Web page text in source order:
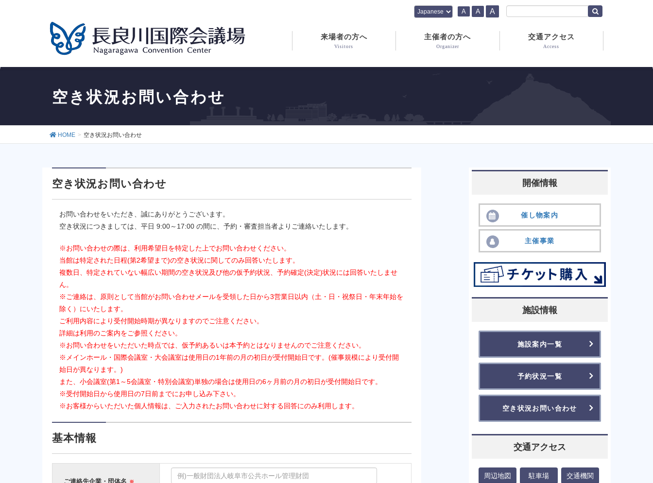
A A A
来場者の方へ
Visitors
主催者の方へ
Organizer
交通アクセス
Access
空き状況お問い合わせ
HOME 空き状況お問い合わせ
空き状況お問い合わせ
お問い合わせをいただき、誠にありがとうございます。
空き状況につきましては、平日 9:00～17:00 の間に、予約・審査担当者よりご連絡いたします。
※お問い合わせの際は、利用希望日を特定した上でお問い合わせください。
当館は特定された日程(第2希望まで)の空き状況に関してのみ回答いたします。
複数日、特定されていない幅広い期間の空き状況及び他の仮予約状況、予約確定(決定)状況には回答いたしませ
ん。
※ご連絡は、原則として当館がお問い合わせメールを受領した日から3営業日以内（土・日・祝祭日・年末年始を
除く）にいたします。
ご利用内容により受付開始時期が異なりますのでご注意ください。
詳細は利用のご案内をご参照ください。
※お問い合わせをいただいた時点では、仮予約あるいは本予約とはなりませんのでご注意ください。
※メインホール・国際会議室・大会議室は使用日の1年前の月の初日が受付開始日です。(催事規模により受付開
始日が異なります。)
また、小会議室(第1～5会議室・特別会議室)単独の場合は使用日の6ヶ月前の月の初日が受付開始日です。
※受付開始日から使用日の7日前までにお申し込み下さい。
※お客様からいただいた個人情報は、ご入力されたお問い合わせに対する回答にのみ利用します。
基本情報
ご連絡先企業・団体名 ※
開催情報
催し物案内
主催事業
施設情報
施設案内一覧
予約状況一覧
空き状況お問い合わせ
交通アクセス
周辺地図 駐車場 交通機関